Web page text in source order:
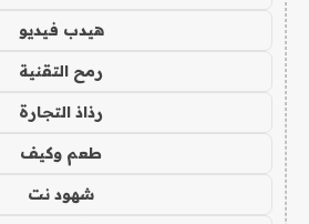
هيدب فيديو
رمح التقنية
رذاذ التجارة
طعم وكيف
شهود نت